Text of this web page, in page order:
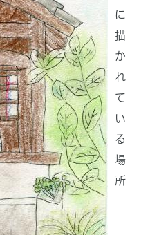
に
描
か
れ
て
い
る
場
所